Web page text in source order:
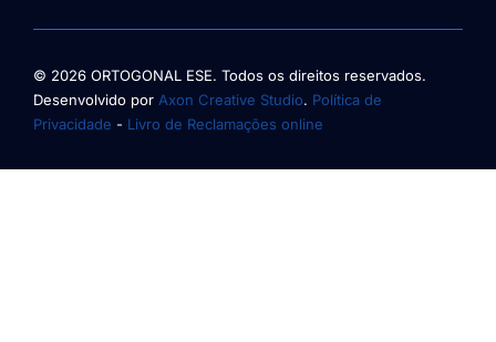
© 2026 ORTOGONAL ESE. Todos os direitos reservados.
Desenvolvido por Axon Creative Studio. Política de
Privacidade - Livro de Reclamações online